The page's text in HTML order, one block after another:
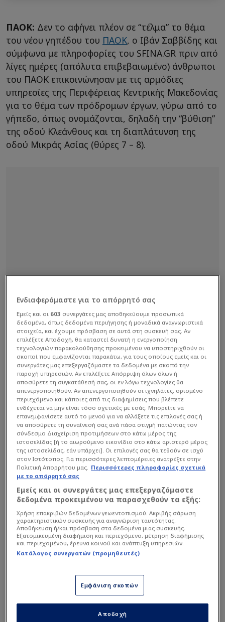
ΠΑΟΚ: Δεν το αφήνει πλέον σε “τέλμα” το θέμα
του νέου γηπέδου του ΠΑΟΚ, ο Ιβάν Σαββίδης και
σύμφωνα με πληροφορίες του SFINA.GR πριν από
λίγες ημέρες (απόλυτα επιβεβαιωμένο) άνθρωποι
του ΠΑΟΚ επικοινώνησαν με τις αρμόδιες
υπηρεσίες της Περιφέρειας Κεντρικής Μακεδονίας
για το θέμα των πρόδρομων έργων, γύρω από το
γήπεδο, όπως ονομάζονται, δηλαδή την “βύθιση”
της οδού Κλεάνθους και τη διαπλάτυνση της
οδού Μικράς Ασίας (θύρες 7 – 8).
Ενδιαφερόμαστε για το απόρρητό σας
Εμείς και οι 603 συνεργάτες μας αποθηκεύουμε προσωπικά
δεδομένα, όπως δεδομένα περιήγησης ή μοναδικά αναγνωριστικά
στοιχεία, και έχουμε πρόσβαση σε αυτά στη συσκευή σας. Αν
επιλέξετε Αποδοχή, θα καταστεί δυνατή η ενεργοποίηση
τεχνολογιών παρακολούθησης προκειμένου να υποστηριχθούν οι
σκοποί που εμφανίζονται παρακάτω, για τους οποίους εμείς και οι
συνεργάτες μας επεξεργαζόμαστε τα δεδομένα με σκοπό την
παροχή υπηρεσιών. Αν επιλέξετε Απόρριψη όλων όλων ή
αποσύρετε τη συγκατάθεσή σας, οι εν λόγω τεχνολογίες θα
απενεργοποιηθούν. Αν απενεργοποιηθούν οι ιχνηλάτες, ορισμένο
περιεχόμενο και κάποιες από τις διαφημίσεις που βλέπετε
ενδέχεται να μην είναι τόσο σχετικές με εσάς. Μπορείτε να
επανεμφανίσετε αυτό το μενού για να αλλάξετε τις επιλογές σας ή
να αποσύρετε τη συναίνεσή σας ανά πάσα στιγμή πατώντας τον
σύνδεσμο Διαχείριση προτιμήσεων στο κάτω μέρος της
ιστοσελίδας [ή το αιωρούμενο εικονίδιο στο κάτω αριστερό μέρος
της ιστοσελίδας, εάν υπάρχει]. Οι επιλογές σας θα τεθούν σε ισχύ
στον Ιστότοπος. Για περισσότερες λεπτομέρειες ανατρέξτε στην
Πολιτική Απορρήτου μας. Περισσότερες πληροφορίες σχετικά
με το απόρρητό σας
Εμείς και οι συνεργάτες μας επεξεργαζόμαστε
δεδομένα προκειμένου να παρασχεθούν τα εξής:
Χρήση επακριβών δεδομένων γεωεντοπισμού. Ακριβής σάρωση
χαρακτηριστικών συσκευής για αναγνώριση ταυτότητας.
Αποθήκευση ή/και πρόσβαση στα δεδομένα μιας συσκευής.
Εξατομικευμένη διαφήμιση και περιεχόμενο, μέτρηση διαφήμισης
και περιεχομένου, έρευνα κοινού και ανάπτυξη υπηρεσιών.
Κατάλογος συνεργατών (προμηθευτές)
Εμφάνιση σκοπών
Αποδοχή